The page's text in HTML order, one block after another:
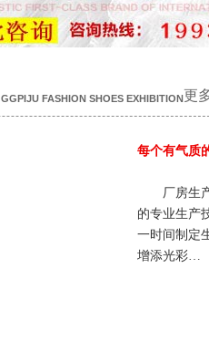
更
GGPIJU FASHION SHOES EXHIBITION
每个有气质
厂房生
的专业生产
一时间制定
增添光彩…